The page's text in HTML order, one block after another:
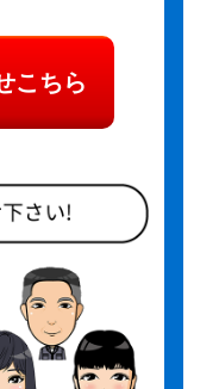
こちら